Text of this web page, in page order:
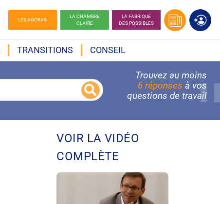
LES AGORAS
LA CHAMBRE
CLAIRE
LA FABRIQUE
DES POSSIBLES
TRANSITIONS CONSEIL
Trouvez au moins
6 réponses à vos
questions de travail
VOIR LA VIDÉO
COMPLÈTE